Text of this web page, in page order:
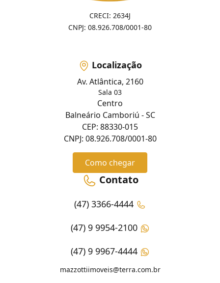
CRECI: 2634J
CNPJ: 08.926.708/0001-80
Localização
Av. Atlântica, 2160
Sala 03
Centro
Balneário Camboriú - SC
CEP: 88330-015
CNPJ: 08.926.708/0001-80
Como chegar
Contato
(47) 3366-4444
(47) 9 9954-2100
(47) 9 9967-4444
mazzottiimoveis@terra.com.br